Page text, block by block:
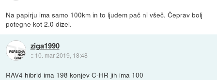
Na papirju ima samo 100km in to ljudem pač ni všeč. Čeprav bolj
potegne kot 2.0 dizel.
ziga1990
:: 10. mar 2019, 18:48
RAV4 hibrid ima 198 konjev C-HR jih ima 100